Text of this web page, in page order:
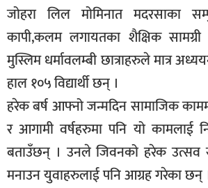
जोहरा लिल मोमिनात मदरसाका
कापी,कलम लगायतका शैक्षिक
मुस्लिम धर्मावलम्बी छात्राहरुले मात्र
हाल १०५ विद्यार्थी छन् ।
हरेक बर्ष आफ्नो जन्मदिन सामाजिक
र आगामी वर्षहरुमा पनि यो कामलाई
बताउँछन् । उनले जिवनको हरेक उत्सव
मनाउन युवाहरुलाई पनि आग्रह गरेका छन्